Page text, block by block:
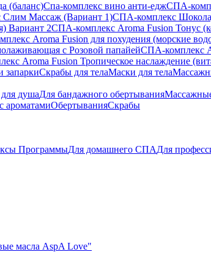
(баланс)Cпа-комплекс вино анти-еджСПА-
Массаж (Вариант 1)СПА-комплекс
Вариант 2СПА-комплекс Aroma Fusion Тонус
Aroma Fusion для похудения (морские
с Розовой папайейСПА-комплекс
Aroma Fusion Тропическое наслаждение
запаркиСкрабы для телаМаски для тела
для душаДля бандажного обертывания
ароматамиОбертыванияСкрабы
ПрограммыДля домашнего СПАДля
масла AspA Love"